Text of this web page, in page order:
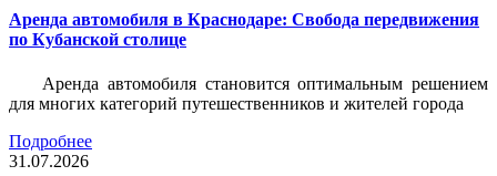
Аренда автомобиля в Краснодаре: Свобода передвижения
по Кубанской столице
Аренда автомобиля становится оптимальным решением
для многих категорий путешественников и жителей города
Подробнее
31.07.2026